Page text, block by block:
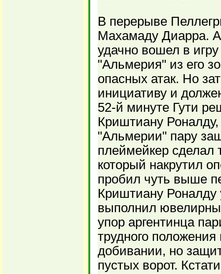
В перерыве
Махамаду Диарра.
удачно вошел в
"Альмерия" из его
опасных атак. Но
инициативу и
52-й минуте Гути
Криштиану
"Альмерии" пару
плеймейкер сделал
который накрутил
пробил чуть выше
Криштиану
выполнил
упор аргентинца
трудного
добивании, но
пустых ворот.